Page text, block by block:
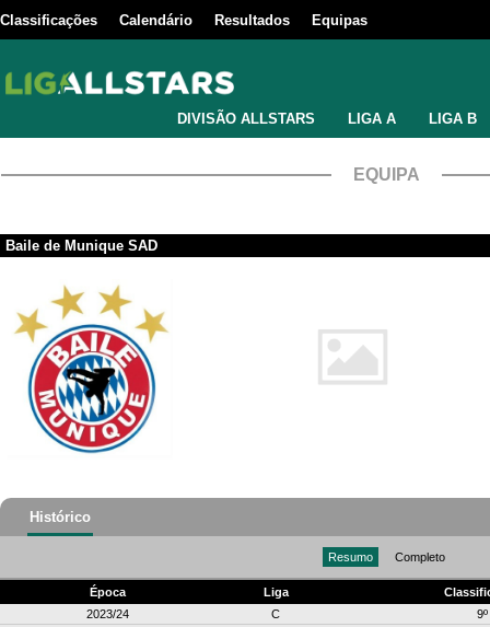
Classificações Calendário Resultados Equipas
DIVISÃO ALLSTARS LIGA A LIGA B
EQUIPA
Baile de Munique SAD
Histórico
Resumo Completo
Época Liga
2023/24
C
9º